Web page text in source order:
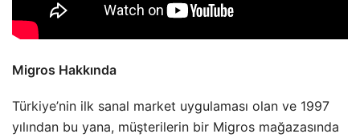
Migros Hakkında
Türkiye’nin ilk sanal market uygulaması olan ve 1997
yılından bu yana, müşterilerin bir Migros mağazasında